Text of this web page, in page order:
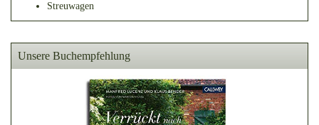
Streuwagen
Unsere Buchempfehlung